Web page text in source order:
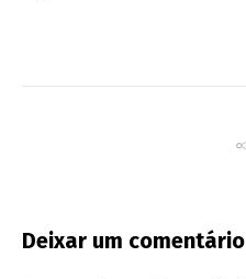
Deixar um comentário